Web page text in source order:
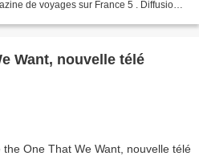
de voyages sur France 5 . Diffusion
Want, nouvelle télé